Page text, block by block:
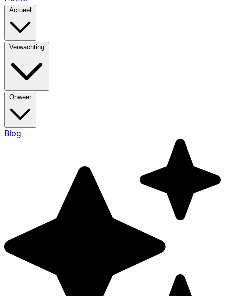
Actueel
Verwachting
Onweer
Blog